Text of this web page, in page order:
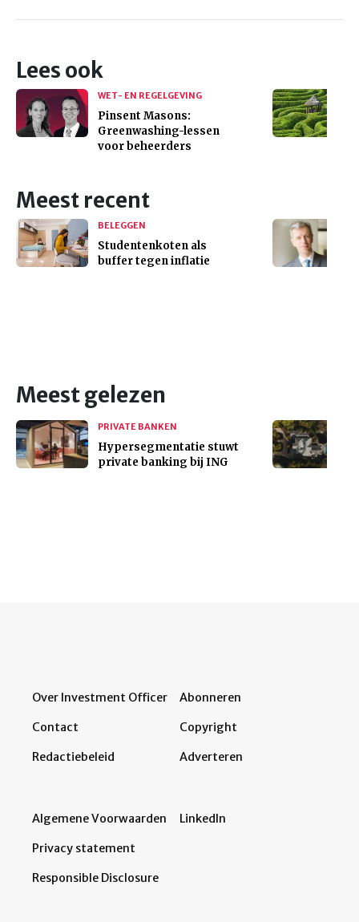
Lees ook
WET- EN REGELGEVING
Pinsent Masons:
Greenwashing-lessen
voor beheerders
Meest recent
BELEGGEN
Studentenkoten als
buffer tegen inflatie
Meest gelezen
PRIVATE BANKEN
Hypersegmentatie stuwt
private banking bij ING
Over Investment Officer
Contact
Redactiebeleid
Abonneren
Copyright
Adverteren
Algemene Voorwaarden
Privacy statement
Responsible Disclosure
LinkedIn